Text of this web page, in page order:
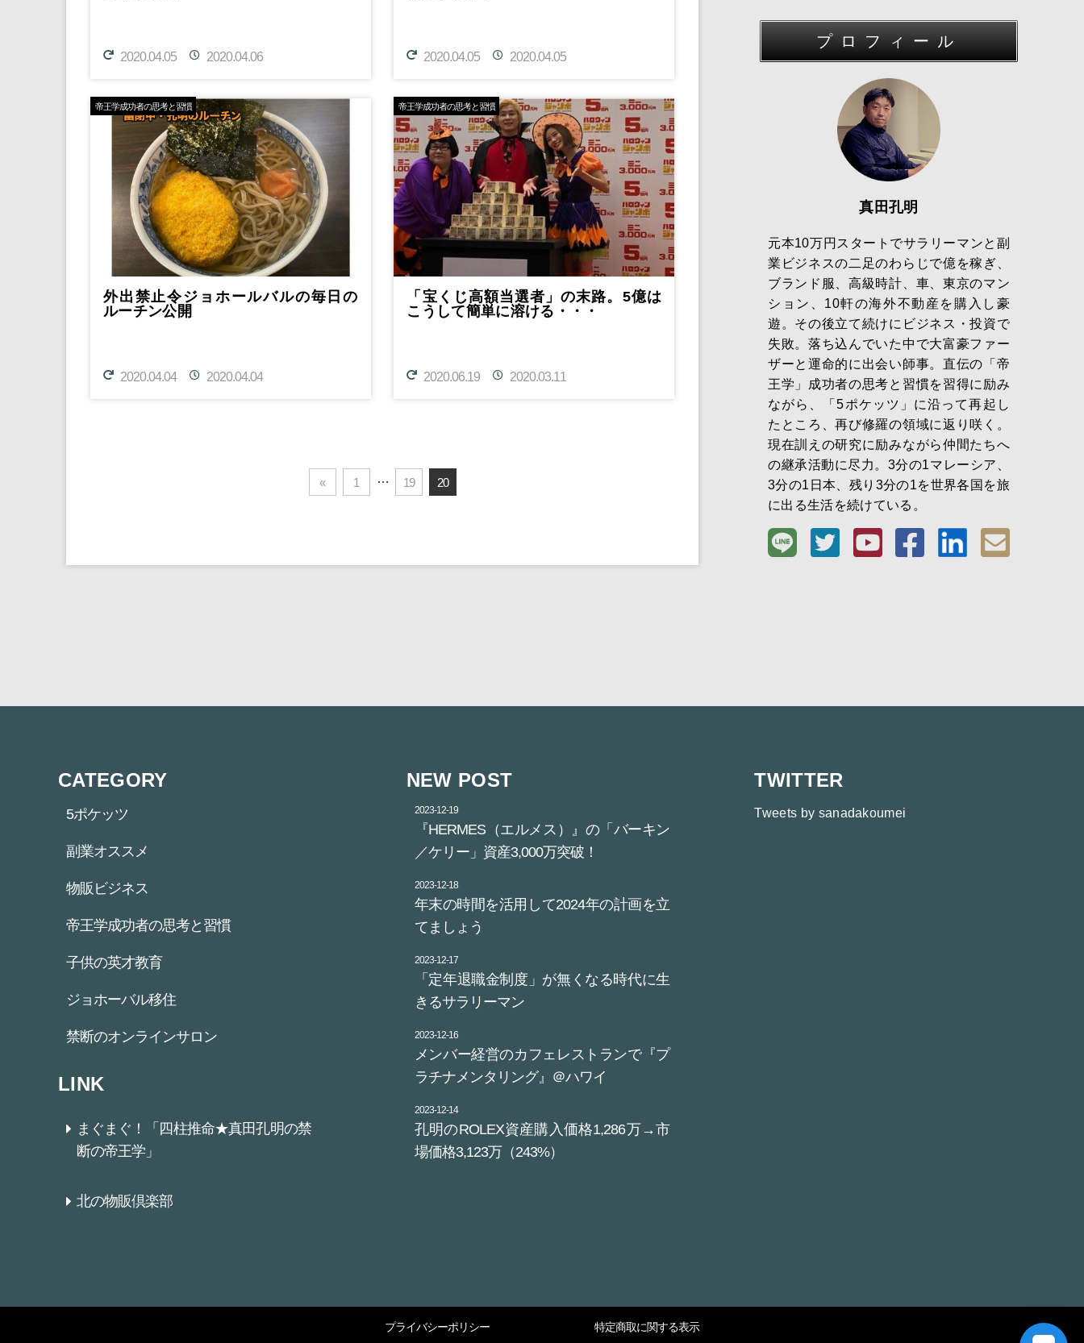
2020.04.05 2020.04.06 2020.04.05 2020.04.05
帝王学成功者の思考と習慣
外出禁止令ジョホールバルの毎日の
ルーチン公開
2020.04.04 2020.04.04
帝王学成功者の思考と習慣
「宝くじ高額当選者」の末路。5億は
こうして簡単に溶ける・・・
2020.06.19 2020.03.11
« 1 … 19 20
プロフィール
真田孔明
元本10万円スタートでサラリーマンと副
業ビジネスの二足のわらじで億を稼ぎ、
ブランド服、高級時計、車、東京のマン
ション、10軒の海外不動産を購入し豪
遊。その後立て続けにビジネス・投資で
失敗。落ち込んでいた中で大富豪ファー
ザーと運命的に出会い師事。直伝の「帝
王学」成功者の思考と習慣を習得に励み
ながら、「5ポケッツ」に沿って再起し
たところ、再び修羅の領域に返り咲く。
現在訓えの研究に励みながら仲間たちへ
の継承活動に尽力。3分の1マレーシア、
3分の1日本、残り3分の1を世界各国を旅
に出る生活を続けている。
CATEGORY
5ポケッツ
副業オススメ
物販ビジネス
帝王学成功者の思考と習慣
子供の英才教育
ジョホーバル移住
禁断のオンラインサロン
LINK
まぐまぐ！「四柱推命★真田孔明の禁
断の帝王学」
北の物販倶楽部
NEW POST
2023-12-19
『HERMES（エルメス）』の「バーキン
／ケリー」資産3,000万突破！
2023-12-18
年末の時間を活用して2024年の計画を立
てましょう
2023-12-17
「定年退職金制度」が無くなる時代に生
きるサラリーマン
2023-12-16
メンバー経営のカフェレストランで『プ
ラチナメンタリング』＠ハワイ
2023-12-14
孔明のROLEX資産購入価格1,286万→市
場価格3,123万（243%）
TWITTER
Tweets by sanadakoumei
プライバシーポリシー 特定商取に関する表示